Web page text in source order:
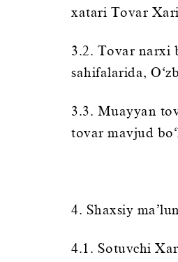
xatari Tovar
3.2. Tovar narxi
sahifalarida,
3.3. Muayyan
tovar mavjud
4. Shaxsiy
4.1. Sotuvchi